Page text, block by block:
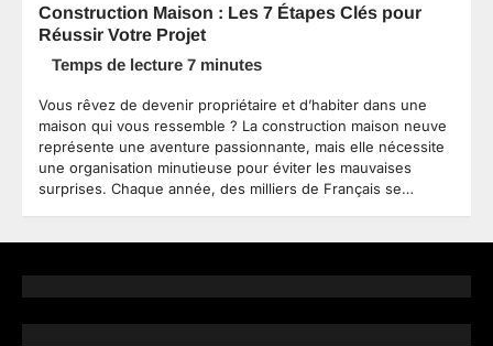
Construction Maison : Les 7 Étapes Clés pour
Réussir Votre Projet
Vous rêvez de devenir propriétaire et d’habiter dans une
maison qui vous ressemble ? La construction maison neuve
représente une aventure passionnante, mais elle nécessite
une organisation minutieuse pour éviter les mauvaises
surprises. Chaque année, des milliers de Français se…